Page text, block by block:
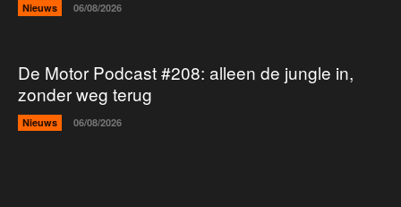
Nieuws 06/08/2026
De Motor Podcast #208: alleen de jungle in,
zonder weg terug
Nieuws 06/08/2026